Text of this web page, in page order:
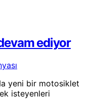
ediyor
yeni bir motosiklet
isteyenleri